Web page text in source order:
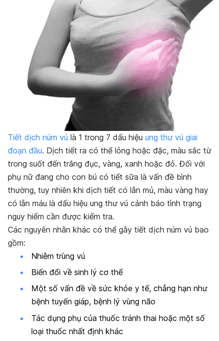
Tiết dịch núm vú là 1 trong 7 dấu hiệu ung thư vú giai
đoạn đầu. Dịch tiết ra có thể lỏng hoặc đặc, màu sắc từ
trong suốt đến trắng đục, vàng, xanh hoặc đỏ. Đối với
phụ nữ đang cho con bú có tiết sữa là vấn đề bình
thường, tuy nhiên khi dịch tiết có lẫn mủ, màu vàng hay
có lẫn máu là dấu hiệu ung thư vú cảnh báo tình trạng
nguy hiểm cần được kiểm tra.
Các nguyên nhân khác có thể gây tiết dịch núm vú bao
gồm:
Nhiễm trùng vú
Biến đổi về sinh lý cơ thể
Một số vấn đề về sức khỏe y tế, chẳng hạn như
bệnh tuyến giáp, bệnh lý vùng não
Tác dụng phụ của thuốc tránh thai hoặc một số
loại thuốc nhất định khác